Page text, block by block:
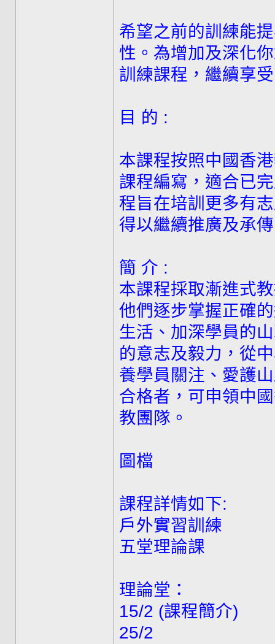
希望之前的訓練能
性。為增加及深化
訓練課程，繼續享
目 的 :
本課程按照中國香
課程編寫，適合已
程旨在培訓更多有
得以繼續推廣及承
簡 介 :
本課程採取漸進式
他們逐步掌握正確
生活、加深學員的
的意志及毅力，從
養學員關注、愛護
合格者，可申領中
教團隊。
圖檔
課程詳情如下:
戶外實習訓練
五堂理論課
理論堂：
15/2 (課程簡介)
25/2